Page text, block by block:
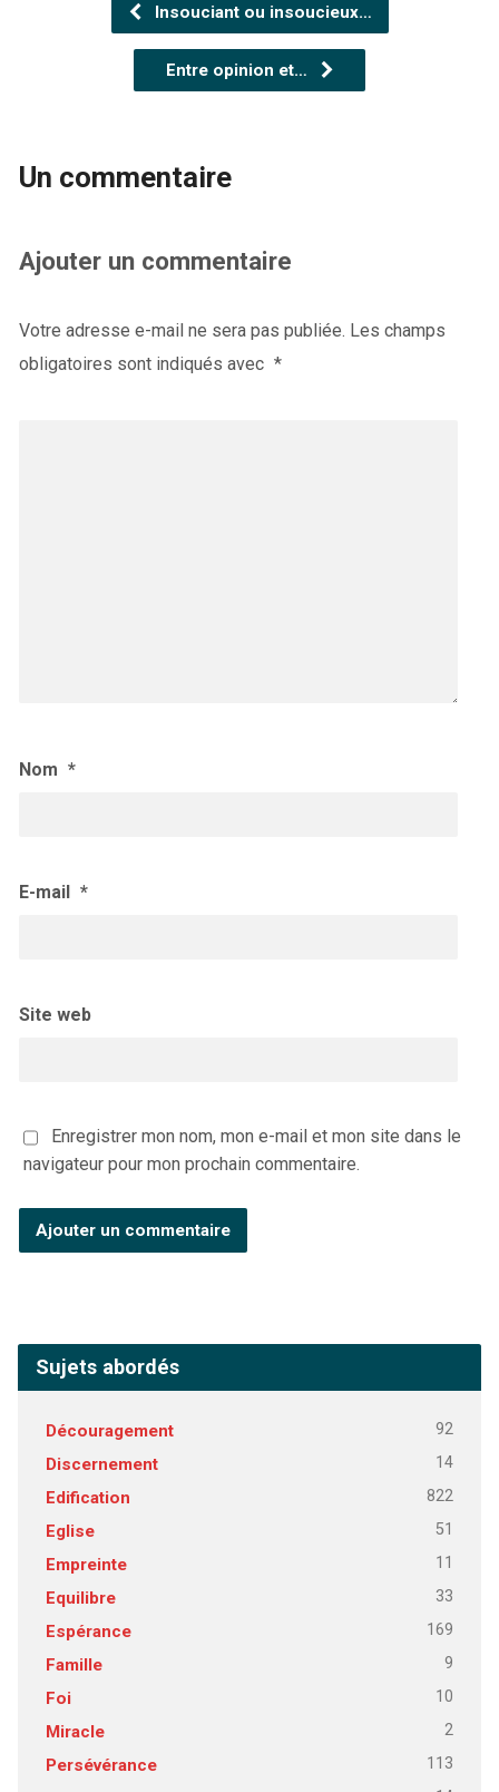
Insouciant ou insoucieux…
Entre opinion et…
Un commentaire
Ajouter un commentaire
Votre adresse e-mail ne sera pas publiée. Les champs
obligatoires sont indiqués avec *
Nom *
E-mail *
Site web
Enregistrer mon nom, mon e-mail et mon site dans le
navigateur pour mon prochain commentaire.
Sujets abordés
Découragement 92
Discernement 14
Edification 822
Eglise 51
Empreinte 11
Equilibre 33
Espérance 169
Famille 9
Foi 10
Miracle 2
Persévérance 113